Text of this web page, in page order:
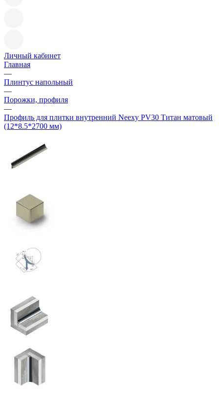
Личный кабинет
Главная
—
Плинтус напольный
—
Порожки, профиля
—
Профиль для плитки внутренний Neexy PV30 Титан матовый
(12*8.5*2700 мм)